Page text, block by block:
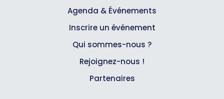
Agenda & Événements
Inscrire un événement
Qui sommes-nous ?
Rejoignez-nous !
Partenaires